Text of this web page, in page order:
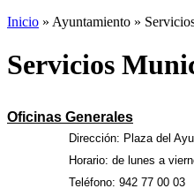
Inicio » Ayuntamiento »
Servicios
Oficinas Generales
Dirección: Plaza del
Horario: de lunes a
Teléfono: 942 77 00 03